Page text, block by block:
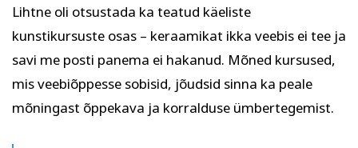
Lihtne oli otsustada ka teatud käeliste
kunstikursuste osas – keraamikat ikka veebis ei tee ja
savi me posti panema ei hakanud. Mõned kursused,
mis veebiõppesse sobisid, jõudsid sinna ka peale
mõningast õppekava ja korralduse ümbertegemist.